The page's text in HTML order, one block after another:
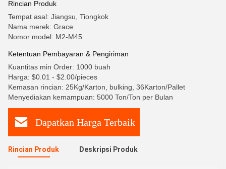
Rincian Produk
Tempat asal: Jiangsu, Tiongkok
Nama merek: Grace
Nomor model: M2-M45
Ketentuan Pembayaran & Pengiriman
Kuantitas min Order: 1000 buah
Harga: $0.01 - $2.00/pieces
Kemasan rincian: 25Kg/Karton, bulking, 36Karton/Pallet
Menyediakan kemampuan: 5000 Ton/Ton per Bulan
Dapatkan Harga Terbaik
Rincian Produk Deskripsi Produk